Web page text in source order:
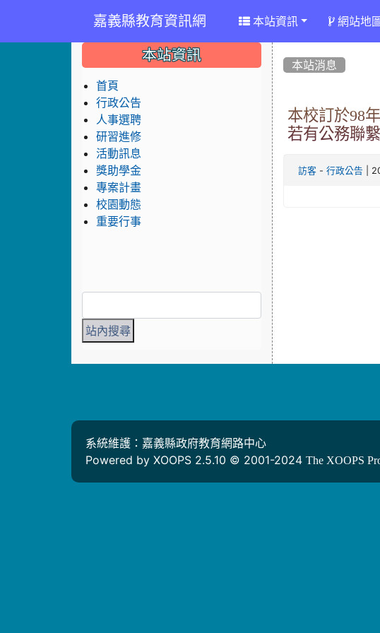
嘉義縣教育資訊網 本站資訊 網站地圖
本站消息
本校訂於98
若有公務聯
訪客 -行政公告 |
::: 本站資訊
首頁
行政公告
人事選聘
研習進修
活動訊息
獎助學金
專案計畫
校園動態
重要行事
系統維護：嘉義縣政府教育網路中心
Powered by XOOPS 2.5.10 © 2001-2024 The XOOPS